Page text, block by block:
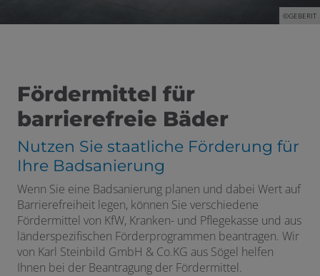
©GEBERIT
Fördermittel für
barrierefreie Bäder
Nutzen Sie staatliche Förderung für
Ihre Badsanierung
Wenn Sie eine Badsanierung planen und dabei Wert auf
Barrierefreiheit legen, können Sie verschiedene
Fördermittel von KfW, Kranken- und Pflegekasse und aus
länderspezifischen Förderprogrammen beantragen. Wir
von Karl Steinbild GmbH & Co.KG aus Sögel helfen
Ihnen bei der Beantragung der Fördermittel.
und schließen
öffnen und schließen
und schließen